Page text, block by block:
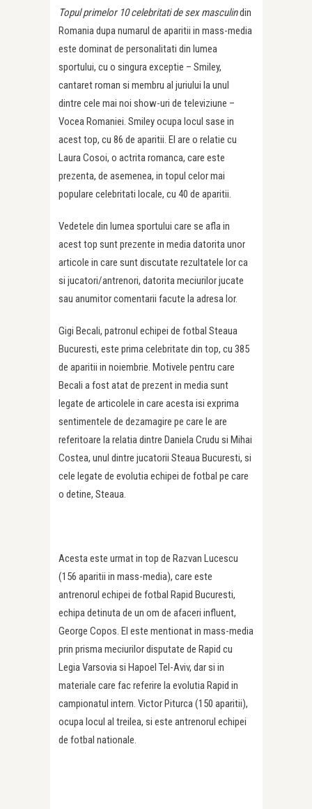
Topul primelor 10 celebritati de sex masculindin
Romania dupa numarul de aparitii in mass-media
este dominat de personalitati din lumea
sportului, cu o singura exceptie – Smiley,
cantaret roman si membru al juriului la unul
dintre cele mai noi show-uri de televiziune –
Vocea Romaniei. Smiley ocupa locul sase in
acest top, cu 86 de aparitii. El are o relatie cu
Laura Cosoi, o actrita romanca, care este
prezenta, de asemenea, in topul celor mai
populare celebritati locale, cu 40 de aparitii.
Vedetele din lumea sportului care se afla in
acest top sunt prezente in media datorita unor
articole in care sunt discutate rezultatele lor ca
si jucatori/antrenori, datorita meciurilor jucate
sau anumitor comentarii facute la adresa lor.
Gigi Becali, patronul echipei de fotbal Steaua
Bucuresti, este prima celebritate din top, cu 385
de aparitii in noiembrie. Motivele pentru care
Becali a fost atat de prezent in media sunt
legate de articolele in care acesta isi exprima
sentimentele de dezamagire pe care le are
referitoare la relatia dintre Daniela Crudu si Mihai
Costea, unul dintre jucatorii Steaua Bucuresti, si
cele legate de evolutia echipei de fotbal pe care
o detine, Steaua.
Acesta este urmat in top de Razvan Lucescu
(156 aparitii in mass-media), care este
antrenorul echipei de fotbal Rapid Bucuresti,
echipa detinuta de un om de afaceri influent,
George Copos. El este mentionat in mass-media
prin prisma meciurilor disputate de Rapid cu
Legia Varsovia si Hapoel Tel-Aviv, dar si in
materiale care fac referire la evolutia Rapid in
campionatul intern. Victor Piturca (150 aparitii),
ocupa locul al treilea, si este antrenorul echipei
de fotbal nationale.